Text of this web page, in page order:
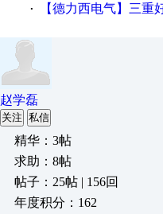
· 【德力西电气】三重好礼
赵学磊
关注 私信
精华：3帖
求助：8帖
帖子：25帖 | 156回
年度积分：162